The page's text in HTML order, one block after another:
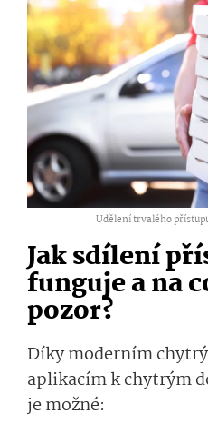
Udělení trvalého
Jak sdílení
funguje a na
pozor?
Díky moderním
aplikacím k chytrým
je možné: